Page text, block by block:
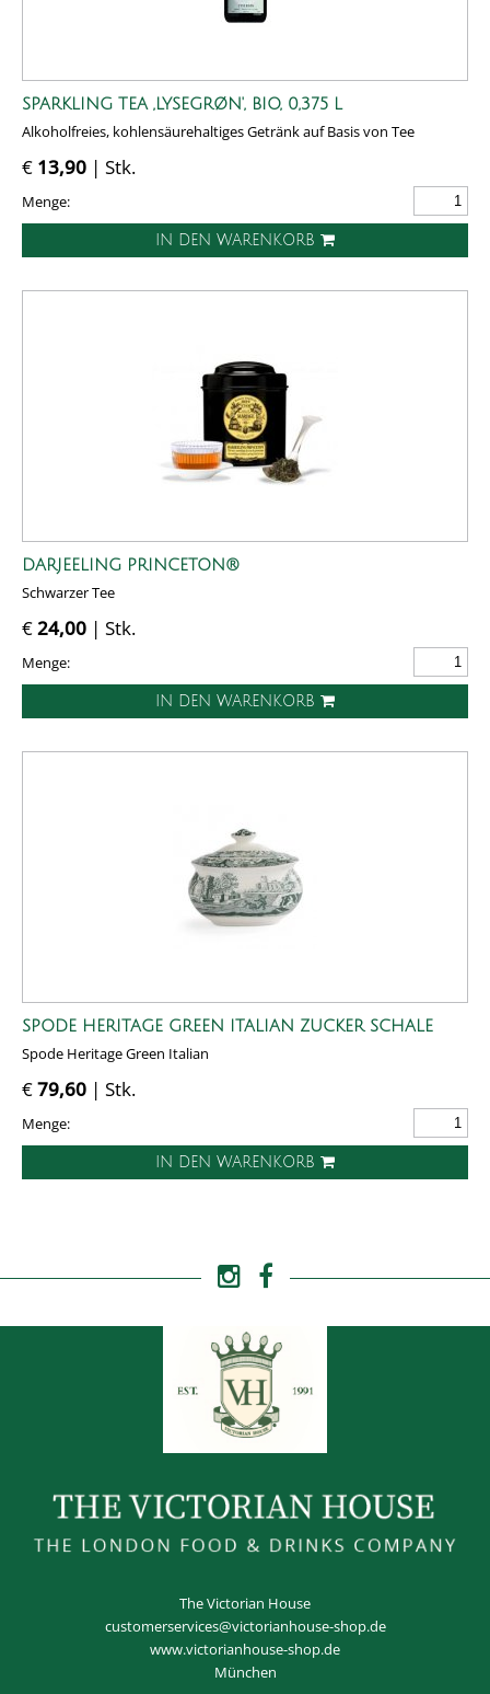
SPARKLING TEA ,LYSEGRØN', BIO, 0,375 L
Alkoholfreies, kohlensäurehaltiges Getränk auf Basis von Tee
€ 13,90 | Stk.
Menge:
IN DEN WARENKORB
DARJEELING PRINCETON®
Schwarzer Tee
€24,00 | Stk.
Menge:
IN DEN WARENKORB
SPODE HERITAGE GREEN ITALIAN ZUCKER SCHALE
Spode Heritage Green Italian
€79,60 | Stk.
Menge:
IN DEN WARENKORB
The Victorian House
customerservices@victorianhouse-shop.de
www.victorianhouse-shop.de
München